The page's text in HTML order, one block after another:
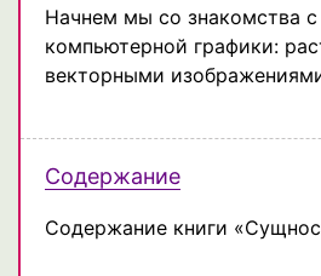
Начнем мы со знакомства
компьютерной графики:
векторными
Содержание
Содержание книги